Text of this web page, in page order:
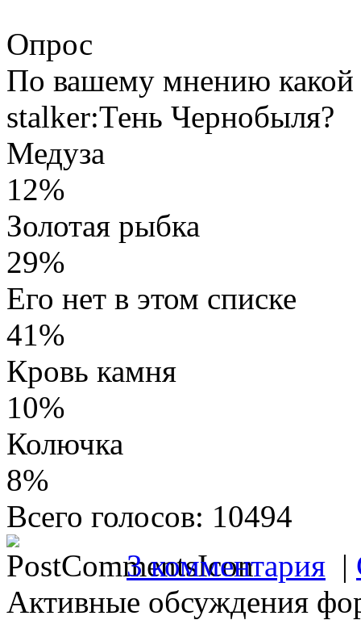
Опрос
По вашему мнению
stalker:Тень Чернобыля?
Медуза
12%
Золотая рыбка
29%
Его нет в этом списке
41%
Кровь камня
10%
Колючка
8%
Всего голосов: 10494
3 комментария |
Активные обсуждения